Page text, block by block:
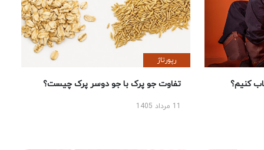
کنیم؟
رپورتاژ
تفاوت جو پرک با جو دوسر پرک چیست؟